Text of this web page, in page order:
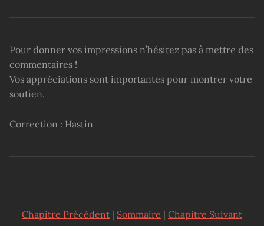
Pour donner vos impressions n’hésitez pas à mettre des
commentaires !
Vos appréciations sont importantes pour montrer votre
soutien.
Correction : Hastin
Chapitre Précédent | Sommaire | Chapitre Suivant